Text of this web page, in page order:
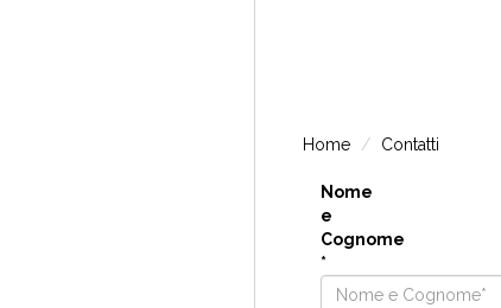
Home Contatti
Nome
e
Cognome
*